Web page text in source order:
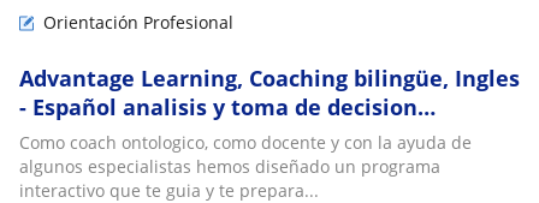
Orientación Profesional
Advantage Learning, Coaching bilingüe, Ingles
- Español analisis y toma de decision
vocacional en la era de la IA
Como coach ontologico, como docente y con la ayuda de
algunos especialistas hemos diseñado un programa
interactivo que te guia y te prepara...